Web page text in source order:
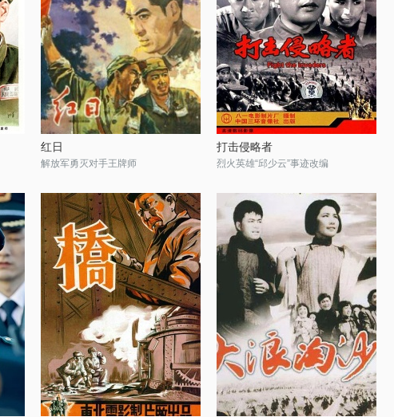
红日
解放军勇灭对手王牌师
打击侵略者
烈火英雄“邱少云”事迹改编